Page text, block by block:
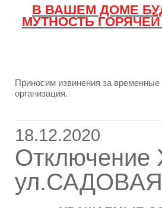
В ВАШЕМ ДОМЕ
МУТНОСТЬ
Приносим извинения за
организация.
18.12.2020